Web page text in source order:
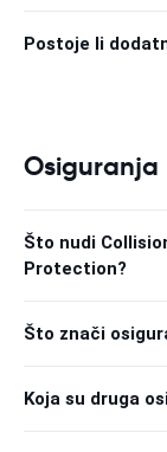
Postoje li
Osiguranja
Što nudi
Protection?
Što znači
Koja su druga